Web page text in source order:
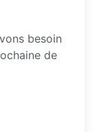
besoin
de